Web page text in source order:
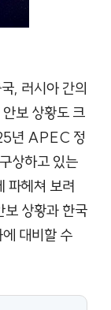
, 러시아 간의
보 상황도 크
년 APEC 정
상하고 있는
파헤쳐 보려
보 상황과 한국
대비할 수